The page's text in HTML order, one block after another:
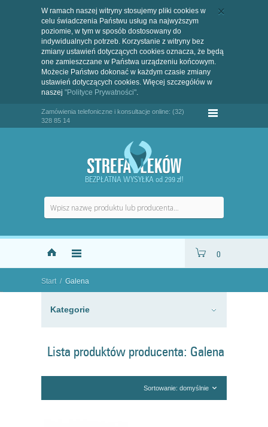
W ramach naszej witryny stosujemy pliki cookies w
celu świadczenia Państwu usług na najwyższym
poziomie, w tym w sposób dostosowany do
indywidualnych potrzeb. Korzystanie z witryny bez
zmiany ustawień dotyczących cookies oznacza, że będą
one zamieszczane w Państwa urządzeniu końcowym.
Możecie Państwo dokonać w każdym czasie zmiany
ustawień dotyczących cookies. Więcej szczegółów w
naszej "Polityce Prywatności".
Zamówienia telefoniczne i konsultacje online: (32)
328 85 14
BEZPŁATNA WYSYŁKA od 299 zł!
0
Start / Galena
"
Kategorie
Lista produktów producenta: Galena
Sortowanie: domyślnie